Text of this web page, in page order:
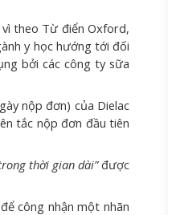
theo Từ điển Oxford,
y học hướng tới đối
bởi các công ty sữa
nộp đơn) của Dielac
tắc nộp đơn đầu tiên
thời gian dài”được
công nhận một nhãn